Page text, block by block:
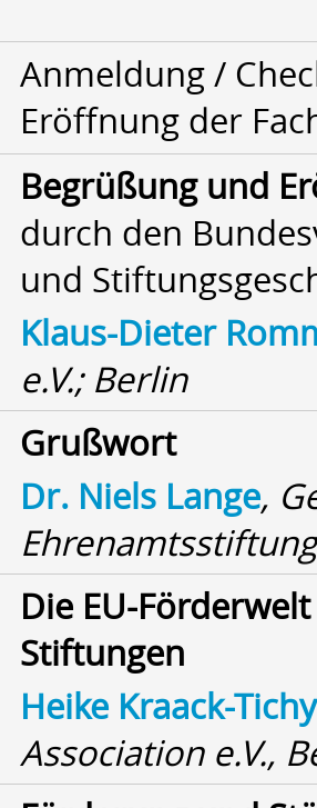
Anmeldung /
Eröffnung der
Begrüßung und
durch den
und
Klaus-Dieter
e.V.; Berlin
Grußwort
Dr. Niels Lange,
Ehrenamtsstiftung
Die EU-
Stiftungen
Heike Kraack-Tichy
Association e.V.,